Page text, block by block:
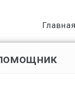
Главная